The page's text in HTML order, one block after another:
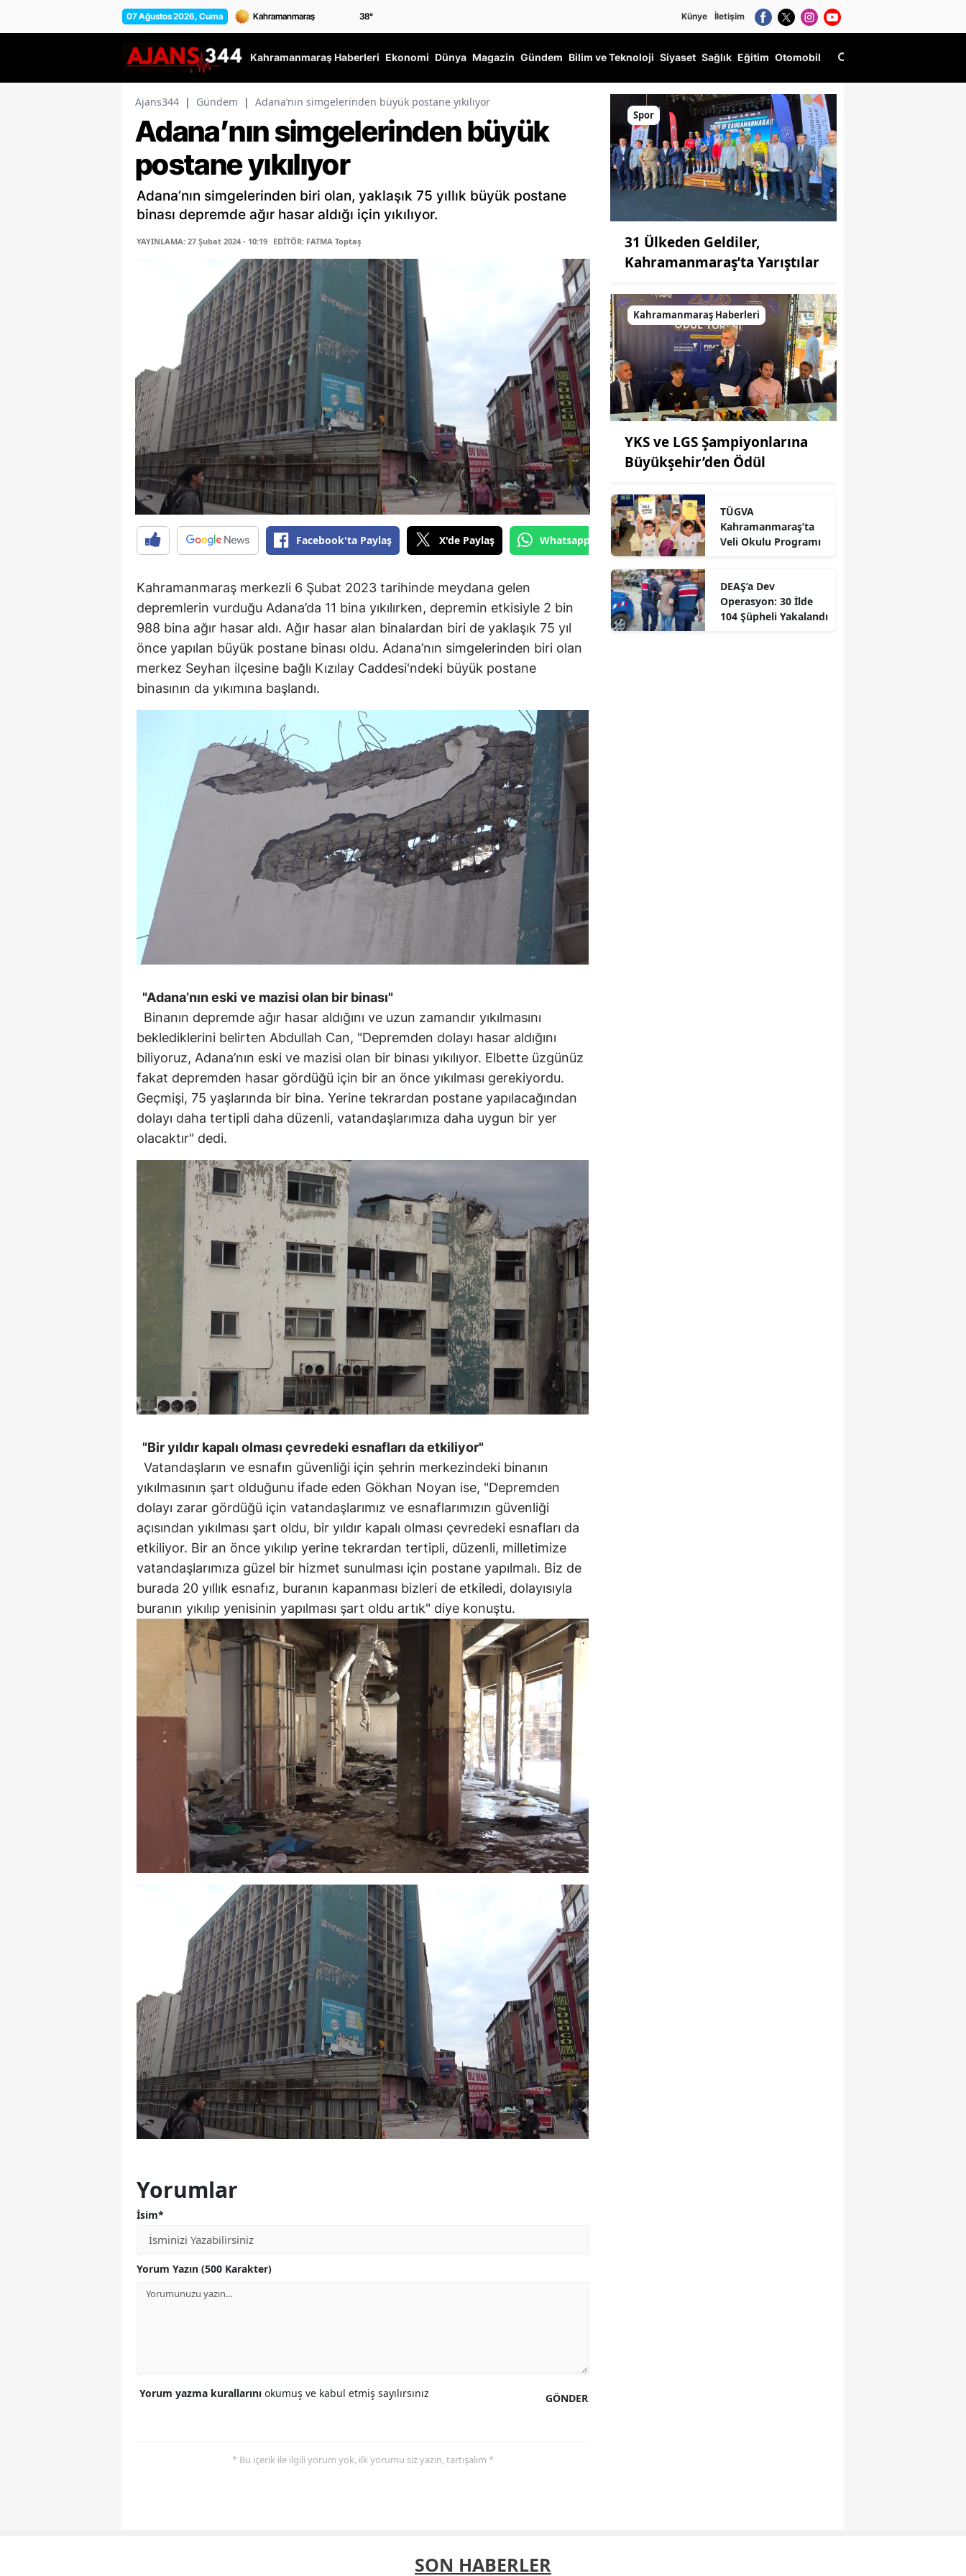
07 Ağustos 2026, Cuma 38° Künye İletişim
Kahramanmaraş Haberleri Ekonomi Dünya Magazin Gündem Bilim ve Teknoloji Siyaset Sağlık Eğitim Otomobil
Ajans344 | Gündem | Adana’nın simgelerinden büyük postane yıkılıyor
Adana’nın simgelerinden büyük
postane yıkılıyor
Adana’nın simgelerinden biri olan, yaklaşık 75 yıllık büyük postane
binası depremde ağır hasar aldığı için yıkılıyor.
YAYINLAMA: 27 Şubat 2024 - 10:19 EDİTÖR: FATMA Toptaş
Facebook'ta Paylaş X'de Paylaş Whatsapp'tan Gönder
Kahramanmaraş merkezli 6 Şubat 2023 tarihinde meydana gelen
depremlerin vurduğu Adana’da 11 bina yıkılırken, depremin etkisiyle 2 bin
988 bina ağır hasar aldı. Ağır hasar alan binalardan biri de yaklaşık 75 yıl
önce yapılan büyük postane binası oldu. Adana’nın simgelerinden biri olan
merkez Seyhan ilçesine bağlı Kızılay Caddesi'ndeki büyük postane
binasının da yıkımına başlandı.
"Adana’nın eski ve mazisi olan bir binası"
Binanın depremde ağır hasar aldığını ve uzun zamandır yıkılmasını
beklediklerini belirten Abdullah Can, "Depremden dolayı hasar aldığını
biliyoruz, Adana’nın eski ve mazisi olan bir binası yıkılıyor. Elbette üzgünüz
fakat depremden hasar gördüğü için bir an önce yıkılması gerekiyordu.
Geçmişi, 75 yaşlarında bir bina. Yerine tekrardan postane yapılacağından
dolayı daha tertipli daha düzenli, vatandaşlarımıza daha uygun bir yer
olacaktır" dedi.
"Bir yıldır kapalı olması çevredeki esnafları da etkiliyor"
Vatandaşların ve esnafın güvenliği için şehrin merkezindeki binanın
yıkılmasının şart olduğunu ifade eden Gökhan Noyan ise, "Depremden
dolayı zarar gördüğü için vatandaşlarımız ve esnaflarımızın güvenliği
açısından yıkılması şart oldu, bir yıldır kapalı olması çevredeki esnafları da
etkiliyor. Bir an önce yıkılıp yerine tekrardan tertipli, düzenli, milletimize
vatandaşlarımıza güzel bir hizmet sunulması için postane yapılmalı. Biz de
burada 20 yıllık esnafız, buranın kapanması bizleri de etkiledi, dolayısıyla
buranın yıkılıp yenisinin yapılması şart oldu artık" diye konuştu.
Yorumlar
İsim*
Yorum Yazın (500 Karakter)
GÖNDER
Yorum yazma kurallarını okumuş ve kabul etmiş sayılırsınız
* Bu içerik ile ilgili yorum yok, ilk yorumu siz yazın, tartışalım *
Spor
31 Ülkeden Geldiler,
Kahramanmaraş’ta Yarıştılar
Kahramanmaraş Haberleri
YKS ve LGS Şampiyonlarına
Büyükşehir’den Ödül
TÜGVA
Kahramanmaraş’ta
Veli Okulu Programı
DEAŞ’a Dev
Operasyon: 30 İlde
104 Şüpheli Yakalandı
SON HABERLER